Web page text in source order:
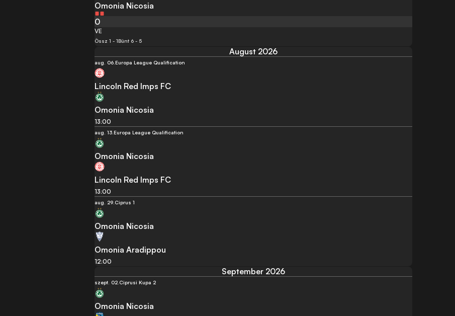
Omonia Nicosia
0
VE
Össz 1 - 1Bünt 6 - 5
August 2026
aug. 06.Europa League Qualification
Lincoln Red Imps FC
Omonia Nicosia
13:00
aug. 13.Europa League Qualification
Omonia Nicosia
Lincoln Red Imps FC
13:00
aug. 29. Ciprus 1
Omonia Nicosia
Omonia Aradippou
12:00
September 2026
szept. 02. Ciprusi Kupa 2
Omonia Nicosia